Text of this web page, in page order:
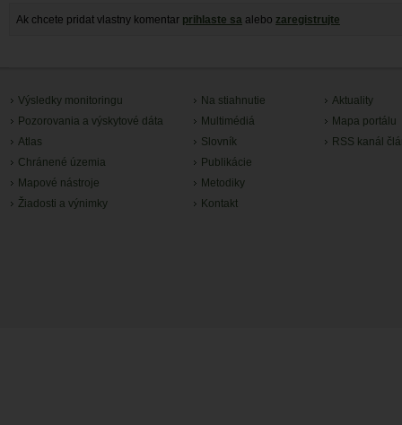
Ak chcete pridat vlastny komentar prihlaste sa alebo zaregistrujte
Výsledky monitoringu
Pozorovania a výskytové dáta
Atlas
Chránené územia
Mapové nástroje
Žiadosti a výnimky
Na stiahnutie
Multimédiá
Slovník
Publikácie
Metodiky
Kontakt
Aktuality
Mapa portálu
RSS kanál